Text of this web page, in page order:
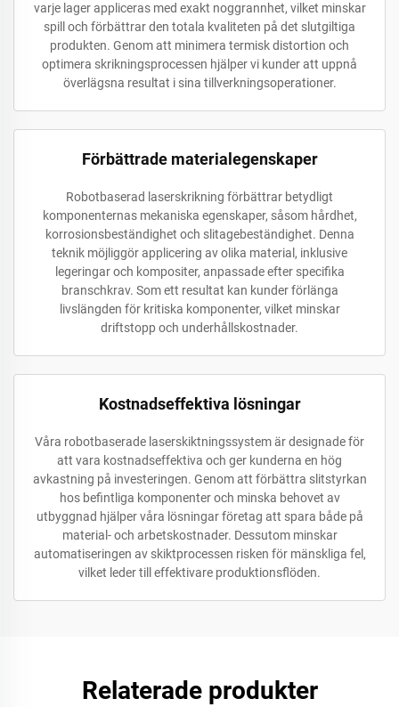
varje lager appliceras med exakt noggrannhet, vilket minskar
spill och förbättrar den totala kvaliteten på det slutgiltiga
produkten. Genom att minimera termisk distortion och
optimera skrikningsprocessen hjälper vi kunder att uppnå
överlägsna resultat i sina tillverkningsoperationer.
Förbättrade materialegenskaper
Robotbaserad laserskrikning förbättrar betydligt
komponenternas mekaniska egenskaper, såsom hårdhet,
korrosionsbeständighet och slitagebeständighet. Denna
teknik möjliggör applicering av olika material, inklusive
legeringar och kompositer, anpassade efter specifika
branschkrav. Som ett resultat kan kunder förlänga
livslängden för kritiska komponenter, vilket minskar
driftstopp och underhållskostnader.
Kostnadseffektiva lösningar
Våra robotbaserade laserskiktningssystem är designade för
att vara kostnadseffektiva och ger kunderna en hög
avkastning på investeringen. Genom att förbättra slitstyrkan
hos befintliga komponenter och minska behovet av
utbyggnad hjälper våra lösningar företag att spara både på
material- och arbetskostnader. Dessutom minskar
automatiseringen av skiktprocessen risken för mänskliga fel,
vilket leder till effektivare produktionsflöden.
Relaterade produkter